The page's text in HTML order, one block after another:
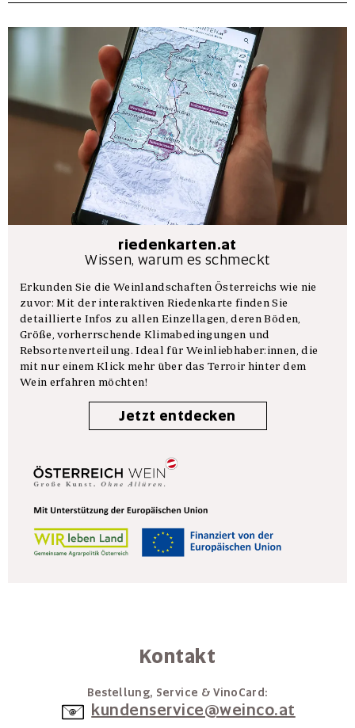
riedenkarten.at
Wissen, warum es schmeckt
Erkunden Sie die Weinlandschaften Österreichs wie nie
zuvor: Mit der interaktiven Riedenkarte finden Sie
detaillierte Infos zu allen Einzellagen, deren Böden,
Größe, vorherrschende Klimabedingungen und
Rebsortenverteilung. Ideal für Weinliebhaber:innen, die
mit nur einem Klick mehr über das Terroir hinter dem
Wein erfahren möchten!
Jetzt entdecken
Kontakt
Bestellung, Service & VinoCard:
kundenservice@weinco.at